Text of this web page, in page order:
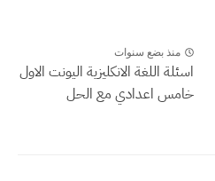
منذ بضع سنوات
اسئلة اللغة الانكليزية اليونت الاول
خامس اعدادي مع الحل